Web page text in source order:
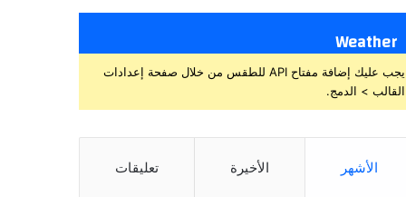
Weather
يجب عليك إضافة مفتاح API للطقس من خلال صفحة إعدادات
القالب > الدمج.
الأشهر الأخيرة تعليقات